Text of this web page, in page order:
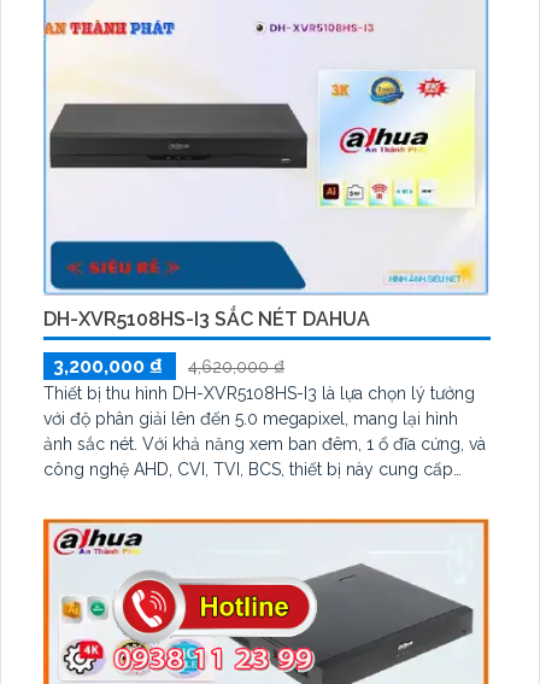
DH-XVR5108HS-I3 SẮC NÉT DAHUA
3,200,000 ₫
4,620,000 ₫
Thiết bị thu hình DH-XVR5108HS-I3 là lựa chọn lý tưởng
với độ phân giải lên đến 5.0 megapixel, mang lại hình
ảnh sắc nét. Với khả năng xem ban đêm, 1 ổ đĩa cứng, và
công nghệ AHD, CVI, TVI, BCS, thiết bị này cung cấp
khả năng kết nối 4 camera IP, nó phù hợp cho việc giám
sát kho hàng và nhà xưởng